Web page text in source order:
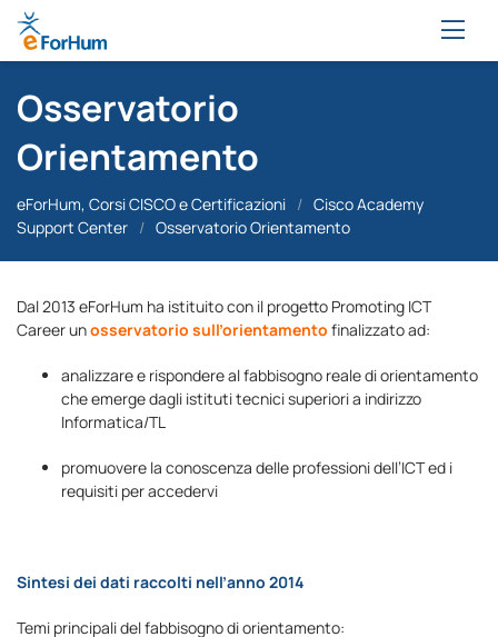
Osservatorio
Orientamento
eForHum, Corsi CISCO e Certificazioni / Cisco Academy
Support Center / Osservatorio Orientamento
Dal 2013 eForHum ha istituito con il progetto Promoting ICT
Career unosservatorio sull’orientamento finalizzato ad:
analizzare e rispondere al fabbisogno reale di orientamento
che emerge dagli istituti tecnici superiori a indirizzo
Informatica/TL
promuovere la conoscenza delle professioni dell’ICT ed i
requisiti per accedervi
Sintesi dei dati raccolti nell’anno 2014
Temi principali del fabbisogno di orientamento: